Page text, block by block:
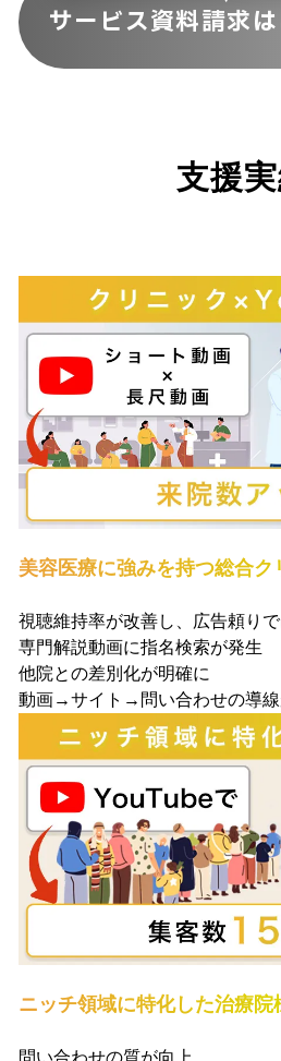
サービス資料請求
支援
美容医療に強みを持つ総合ク
視聴維持率が改善し、広告頼り
専門解説動画に指名検索が発生
他院との差別化が明確に
動画→サイト→問い合わせの導
ニッチ領域に特化した治療院